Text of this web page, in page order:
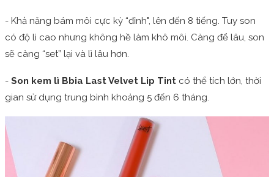
- Khả năng bám môi cực kỳ “đỉnh", lên đến 8 tiếng. Tuy son
có độ lì cao nhưng không hề làm khô môi. Càng để lâu, son
sẽ càng “set” lại và lì lâu hơn.
- Son kem lì Bbia Last Velvet Lip Tint có thể tích lớn, thời
gian sử dụng trung bình khoảng 5 đến 6 tháng.